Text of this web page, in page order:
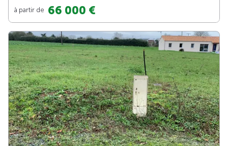
à partir de 66 000 €